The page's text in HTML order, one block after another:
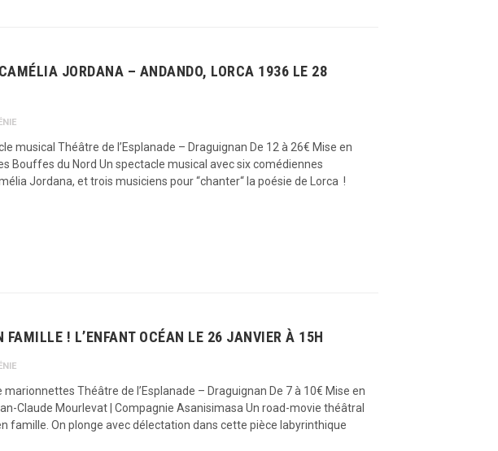
JORDANA – ANDANDO, LORCA 1936 LE 28
musical Théâtre de l’Esplanade – Draguignan De 12 à 26€ Mise en
Bouffes du Nord Un spectacle musical avec six comédiennes
Jordana, et trois musiciens pour “chanter“ la poésie de Lorca !
FAMILLE ! L’ENFANT OCÉAN LE 26 JANVIER À 15H
Théâtre de l’Esplanade – Draguignan De 7 à 10€ Mise en
Claude Mourlevat | Compagnie Asanisimasa Un road-movie théâtral
famille. On plonge avec délectation dans cette pièce labyrinthique